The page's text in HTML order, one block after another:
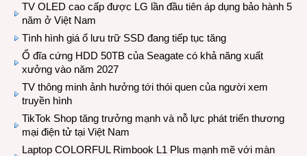
TV OLED cao cấp được LG lần đầu tiên áp dụng bảo hành 5
năm ở Việt Nam
Tình hình giá ổ lưu trữ SSD đang tiếp tục tăng
Ổ đĩa cứng HDD 50TB của Seagate có khả năng xuất
xưởng vào năm 2027
TV thông minh ảnh hưởng tới thói quen của người xem
truyền hình
TikTok Shop tăng trưởng mạnh và nỗ lực phát triển thương
mại điện tử tại Việt Nam
Laptop COLORFUL Rimbook L1 Plus mạnh mẽ với màn